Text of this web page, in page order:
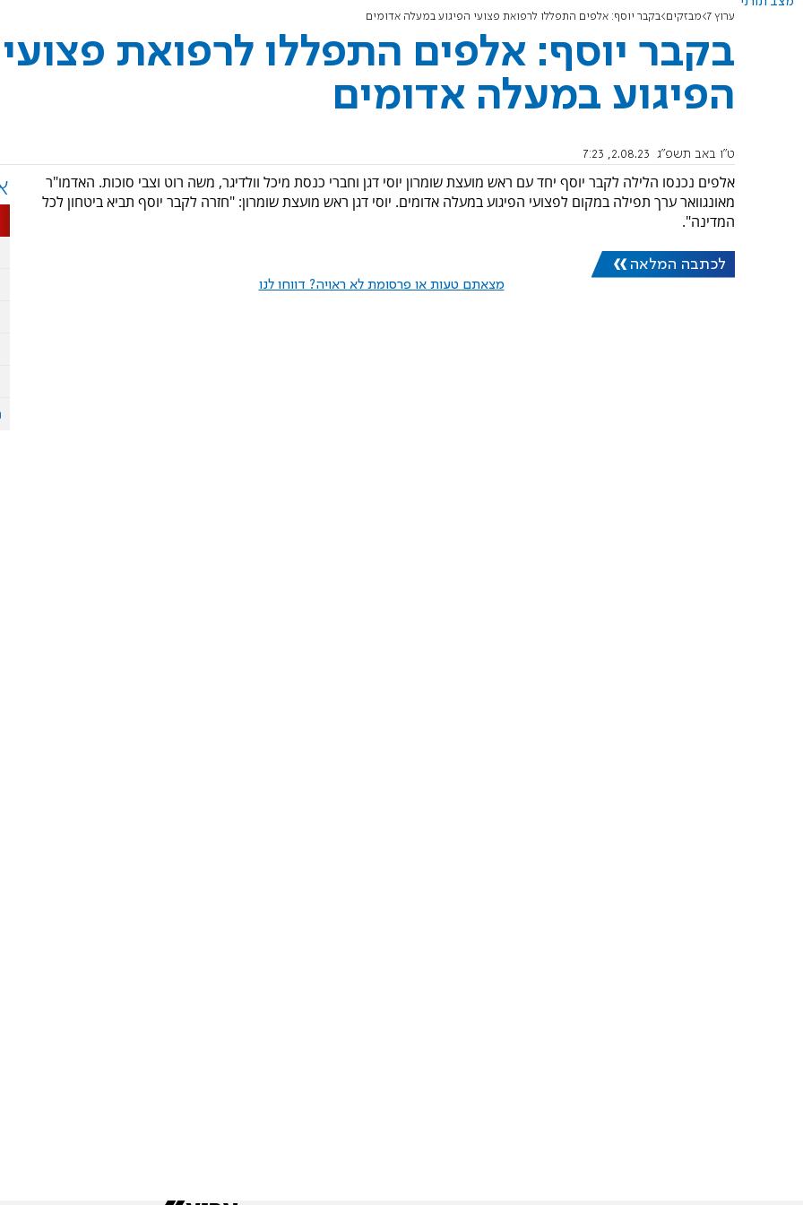
ערוץ 7 מבזקים בקבר יוסף: אלפים התפללו לרפואת פצועי הפיגוע במעלה אדומים
בקבר יוסף: אלפים התפללו לרפואת פצועי
הפיגוע במעלה אדומים
ט"ו באב תשפ"ג 2.08.23, 7:23
אלפים נכנסו הלילה לקבר יוסף יחד עם ראש מועצת שומרון יוסי דגן וחברי כנסת מיכל וולדיגר, משה רוט וצבי סוכות. האדמו"ר
מאונגוואר ערך תפילה במקום לפצועי הפיגוע במעלה אדומים. יוסי דגן ראש מועצת שומרון: "חזרה לקבר יוסף תביא ביטחון לכל
המדינה".
לכתבה המלאה
מצאתם טעות או פרסומת לא ראויה? דווחו לנו